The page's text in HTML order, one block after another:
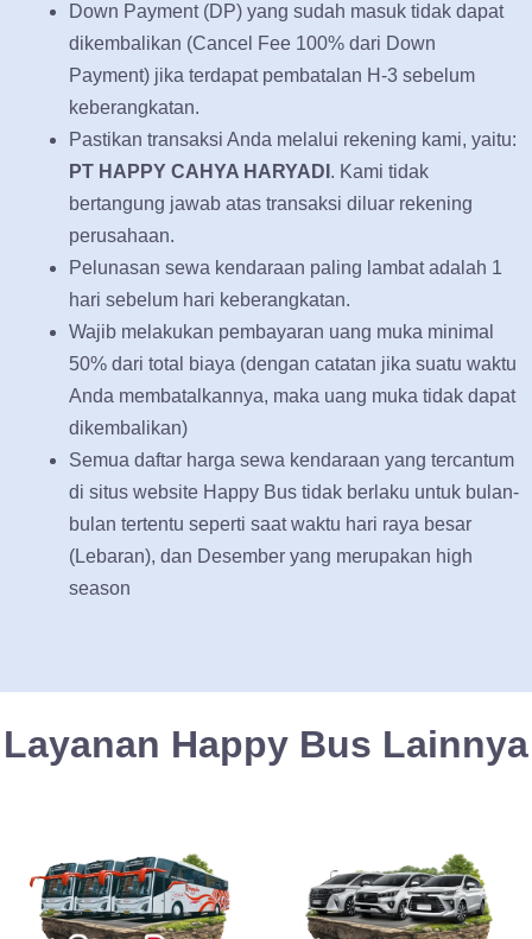
Down Payment (DP) yang sudah masuk tidak dapat
dikembalikan (Cancel Fee 100% dari Down
Payment) jika terdapat pembatalan H-3 sebelum
keberangkatan.
Pastikan transaksi Anda melalui rekening kami, yaitu:
PT HAPPY CAHYA HARYADI . Kami tidak
bertangung jawab atas transaksi diluar rekening
perusahaan.
Pelunasan sewa kendaraan paling lambat adalah 1
hari sebelum hari keberangkatan.
Wajib melakukan pembayaran uang muka minimal
50% dari total biaya (dengan catatan jika suatu waktu
Anda membatalkannya, maka uang muka tidak dapat
dikembalikan)
Semua daftar harga sewa kendaraan yang tercantum
di situs website Happy Bus tidak berlaku untuk bulan-
bulan tertentu seperti saat waktu hari raya besar
(Lebaran), dan Desember yang merupakan high
season
Layanan Happy Bus Lainnya